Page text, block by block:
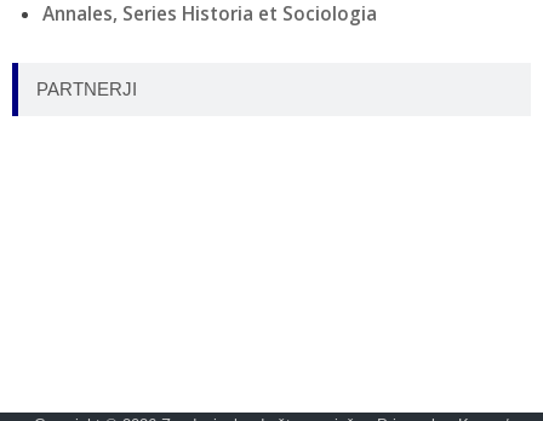
Annales, Series Historia et Sociologia
PARTNERJI